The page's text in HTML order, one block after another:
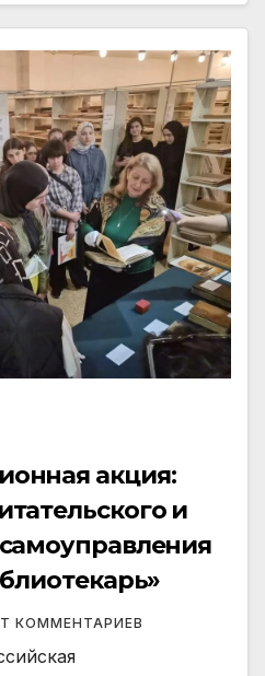
акция:
и
КОММЕНТАРИЕВ